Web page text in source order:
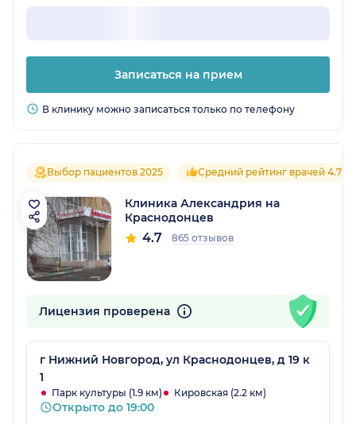
Записаться на прием
В клинику можно записаться только по телефону
Выбор пациентов 2025 Средний рейтинг врачей 4.7
Клиника Александрия на
Краснодонцев
4.7 865 отзывов
Лицензия проверена
г Нижний Новгород, ул Краснодонцев, д 19 к
1
Парк культуры (1.9 км) Кировская (2.2 км)
Открыто до 19:00